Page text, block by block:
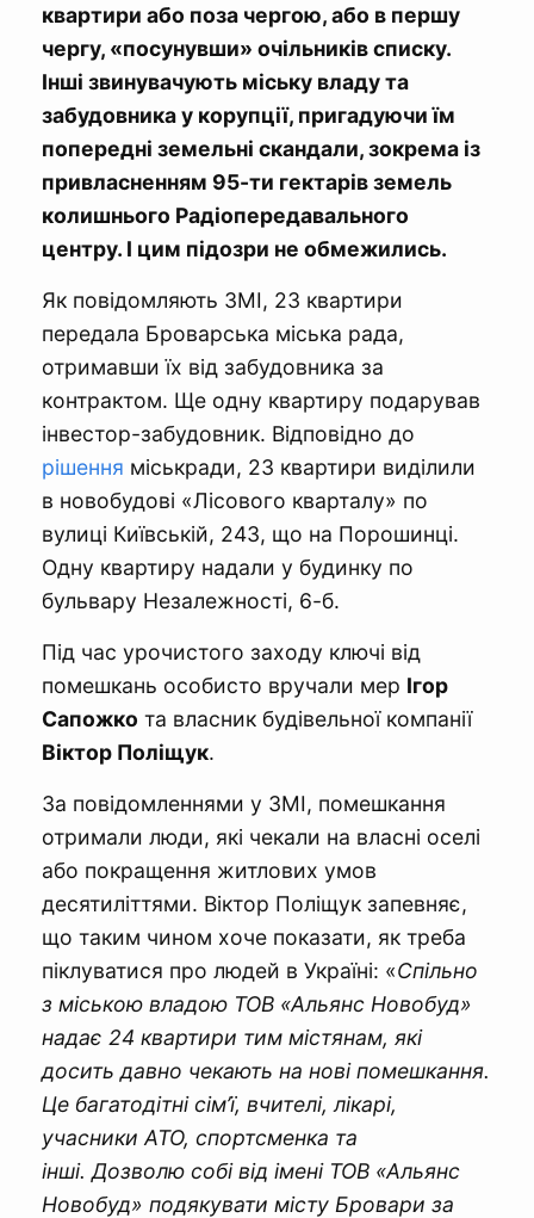
квартири або поза чергою, або в першу
чергу, «посунувши» очільників списку.
Інші звинувачують міську владу та
забудовника у корупції, пригадуючи їм
попередні земельні скандали, зокрема із
привласненням 95-ти гектарів земель
колишнього Радіопередавального
центру. І цим підозри не обмежились.
Як повідомляють ЗМІ, 23 квартири
передала Броварська міська рада,
отримавши їх від забудовника за
контрактом. Ще одну квартиру подарував
інвестор-забудовник. Відповідно до
рішення міськради, 23 квартири виділили
в новобудові «Лісового кварталу» по
вулиці Київській, 243, що на Порошинці.
Одну квартиру надали у будинку по
бульвару Незалежності, 6-б.
Під час урочистого заходу ключі від
помешкань особисто вручали мер Ігор
Сапожко та власник будівельної компанії
Віктор Поліщук.
За повідомленнями у ЗМІ, помешкання
отримали люди, які чекали на власні оселі
або покращення житлових умов
десятиліттями. Віктор Поліщук запевняє,
що таким чином хоче показати, як треба
піклуватися про людей в Україні: «Спільно
з міською владою ТОВ «Альянс Новобуд»
надає 24 квартири тим містянам, які
досить давно чекають на нові помешкання.
Це багатодітні сім’ї, вчителі, лікарі,
учасники АТО, спортсменка та
інші. Дозволю собі від імені ТОВ «Альянс
Новобуд» подякувати місту Бровари за